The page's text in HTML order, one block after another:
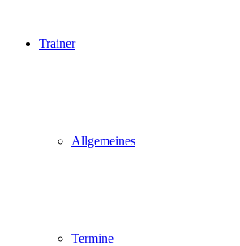
Trainer
Allgemeines
Termine